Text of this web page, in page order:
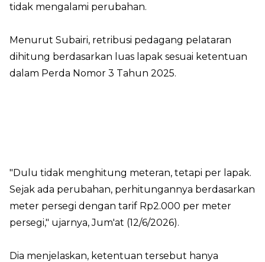
tidak mengalami perubahan.
Menurut Subairi, retribusi pedagang pelataran
dihitung berdasarkan luas lapak sesuai ketentuan
dalam Perda Nomor 3 Tahun 2025.
"Dulu tidak menghitung meteran, tetapi per lapak.
Sejak ada perubahan, perhitungannya berdasarkan
meter persegi dengan tarif Rp2.000 per meter
persegi," ujarnya, Jum'at (12/6/2026).
Dia menjelaskan, ketentuan tersebut hanya